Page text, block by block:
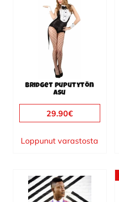
Bridget puputytön
asu
29.90€
Loppunut varastosta
useampi
muunnelma.
sivulla.
Tällä
tuotteella